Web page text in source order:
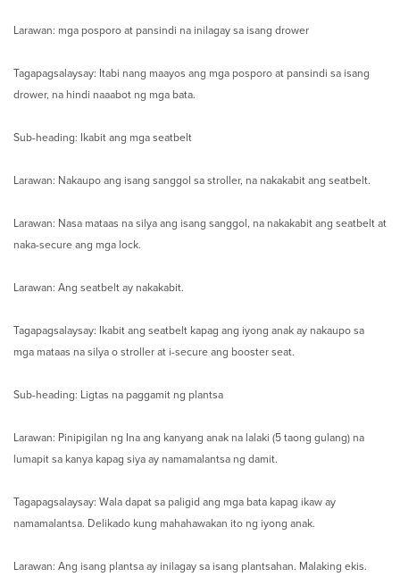
Larawan: mga posporo at pansindi na inilagay sa isang drower
Tagapagsalaysay: Itabi nang maayos ang mga posporo at pansindi sa isang
drower, na hindi naaabot ng mga bata.
Sub-heading: Ikabit ang mga seatbelt
Larawan: Nakaupo ang isang sanggol sa stroller, na nakakabit ang seatbelt.
Larawan: Nasa mataas na silya ang isang sanggol, na nakakabit ang seatbelt at
naka-secure ang mga lock.
Larawan: Ang seatbelt ay nakakabit.
Tagapagsalaysay: Ikabit ang seatbelt kapag ang iyong anak ay nakaupo sa
mga mataas na silya o stroller at i-secure ang booster seat.
Sub-heading: Ligtas na paggamit ng plantsa
Larawan: Pinipigilan ng Ina ang kanyang anak na lalaki (5 taong gulang) na
lumapit sa kanya kapag siya ay namamalantsa ng damit.
Tagapagsalaysay: Wala dapat sa paligid ang mga bata kapag ikaw ay
namamalantsa. Delikado kung mahahawakan ito ng iyong anak.
Larawan: Ang isang plantsa ay inilagay sa isang plantsahan. Malaking ekis.